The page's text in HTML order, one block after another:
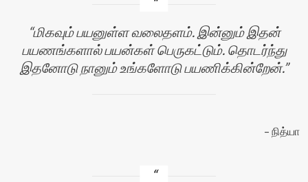
மிகவும் பயனுள்ள வலைதளம். இன்னும் இதன்
பயணங்களால் பயன்கள் பெருகட்டும். தொடர்ந்து
இதனோடு நானும் உங்களோடு பயணிக்கின்றேன்.
நித்யா